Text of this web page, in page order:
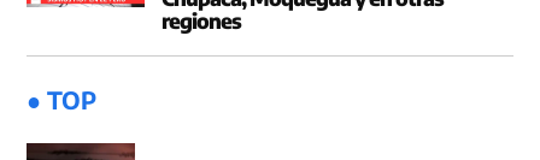
regiones
● TOP